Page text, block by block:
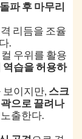
돌파 후 마무리
리듬을 조율
.
우위를 활용
역습을 허용하
보이지만, 스크
으로 끌려나
출한다.